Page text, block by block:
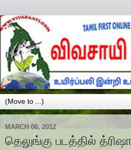
MARCH 06, 2012
தெலுங்கு படத்தில்